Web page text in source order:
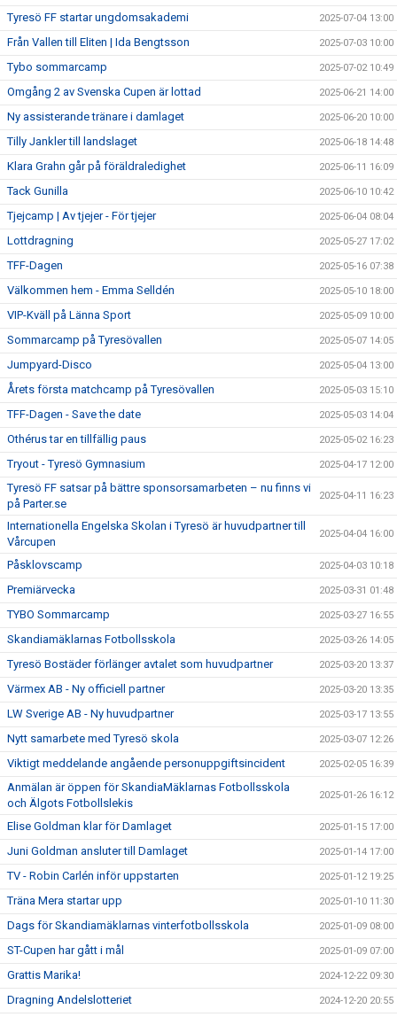
Tyresö FF startar ungdomsakademi 2025-07-04 13:00
Från Vallen till Eliten | Ida Bengtsson 2025-07-03 10:00
Tybo sommarcamp 2025-07-02 10:49
Omgång 2 av Svenska Cupen är lottad 2025-06-21 14:00
Ny assisterande tränare i damlaget 2025-06-20 10:00
Tilly Jankler till landslaget 2025-06-18 14:48
Klara Grahn går på föräldraledighet 2025-06-11 16:09
Tack Gunilla 2025-06-10 10:42
Tjejcamp | Av tjejer - För tjejer 2025-06-04 08:04
Lottdragning 2025-05-27 17:02
TFF-Dagen 2025-05-16 07:38
Välkommen hem - Emma Selldén 2025-05-10 18:00
VIP-Kväll på Länna Sport 2025-05-09 10:00
Sommarcamp på Tyresövallen 2025-05-07 14:05
Jumpyard-Disco 2025-05-04 13:00
Årets första matchcamp på Tyresövallen 2025-05-03 15:10
TFF-Dagen - Save the date 2025-05-03 14:04
Othérus tar en tillfällig paus 2025-05-02 16:23
Tryout - Tyresö Gymnasium 2025-04-17 12:00
Tyresö FF satsar på bättre sponsorsamarbeten – nu finns vi
på Parter.se
2025-04-11 16:23
Internationella Engelska Skolan i Tyresö är huvudpartner till
Vårcupen
2025-04-04 16:00
Påsklovscamp 2025-04-03 10:18
Premiärvecka 2025-03-31 01:48
TYBO Sommarcamp 2025-03-27 16:55
Skandiamäklarnas Fotbollsskola 2025-03-26 14:05
Tyresö Bostäder förlänger avtalet som huvudpartner 2025-03-20 13:37
Värmex AB - Ny officiell partner 2025-03-20 13:35
LW Sverige AB - Ny huvudpartner 2025-03-17 13:55
Nytt samarbete med Tyresö skola 2025-03-07 12:26
Viktigt meddelande angående personuppgiftsincident 2025-02-05 16:39
Anmälan är öppen för SkandiaMäklarnas Fotbollsskola
och Älgots Fotbollslekis
2025-01-26 16:12
Elise Goldman klar för Damlaget 2025-01-15 17:00
Juni Goldman ansluter till Damlaget 2025-01-14 17:00
TV - Robin Carlén inför uppstarten 2025-01-12 19:25
Träna Mera startar upp 2025-01-10 11:30
Dags för Skandiamäklarnas vinterfotbollsskola 2025-01-09 08:00
ST-Cupen har gått i mål 2025-01-09 07:00
Grattis Marika! 2024-12-22 09:30
Dragning Andelslotteriet 2024-12-20 20:55